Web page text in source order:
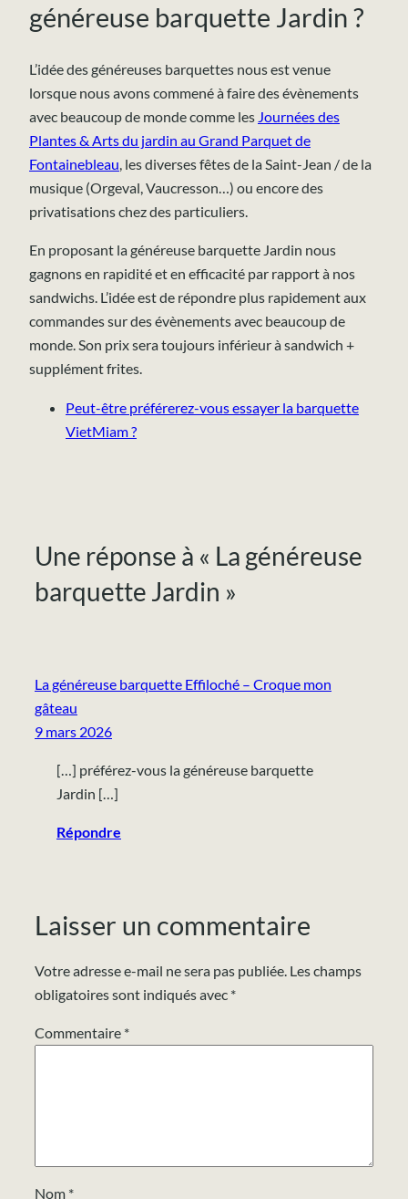
généreuse barquette Jardin ?
L’idée des généreuses barquettes nous est venue
lorsque nous avons commené à faire des évènements
avec beaucoup de monde comme les Journées des
Plantes & Arts du jardin au Grand Parquet de
Fontainebleau, les diverses fêtes de la Saint-Jean / de la
musique (Orgeval, Vaucresson…) ou encore des
privatisations chez des particuliers.
En proposant la généreuse barquette Jardin nous
gagnons en rapidité et en efficacité par rapport à nos
sandwichs. L’idée est de répondre plus rapidement aux
commandes sur des évènements avec beaucoup de
monde. Son prix sera toujours inférieur à sandwich +
supplément frites.
Peut-être préférerez-vous essayer la barquette
VietMiam ?
Une réponse à « La généreuse
barquette Jardin »
La généreuse barquette Effiloché – Croque mon
gâteau
9 mars 2026
[…] préférez-vous la généreuse barquette
Jardin […]
Répondre
Laisser un commentaire
Votre adresse e-mail ne sera pas publiée. Les champs
obligatoires sont indiqués avec *
Commentaire *
Nom *